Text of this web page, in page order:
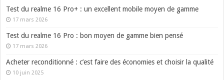
Test du realme 16 Pro+ : un excellent mobile moyen de gamme
17 mars 2026
Test du realme 16 Pro : bon moyen de gamme bien pensé
17 mars 2026
Acheter reconditionné : c’est faire des économies et choisir la qualité
10 juin 2025